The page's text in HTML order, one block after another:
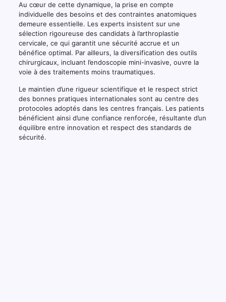
Au cœur de cette dynamique, la prise en compte
individuelle des besoins et des contraintes anatomiques
demeure essentielle. Les experts insistent sur une
sélection rigoureuse des candidats à l’arthroplastie
cervicale, ce qui garantit une sécurité accrue et un
bénéfice optimal. Par ailleurs, la diversification des outils
chirurgicaux, incluant l’endoscopie mini-invasive, ouvre la
voie à des traitements moins traumatiques.
Le maintien d’une rigueur scientifique et le respect strict
des bonnes pratiques internationales sont au centre des
protocoles adoptés dans les centres français. Les patients
bénéficient ainsi d’une confiance renforcée, résultante d’un
équilibre entre innovation et respect des standards de
sécurité.